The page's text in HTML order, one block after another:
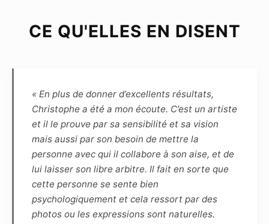
Chaque séance de prise de vue est soit libre,
contraintes afin que chacun s’y prépare.
Article 4
Le choix des photographies sera fait
uniquement par le photographe, sans
engagement sur le nombre. Pour indication,
pour une séance de 1h30, une dizaine de
photos sont généralement retenues.
Le photographe s’engage à remettre sous 5
CE QU'ELLES EN DISENT
« En plus de donner d’excellents résultats,
Christophe a été a mon écoute. C’est un artiste
et il le prouve par sa sensibilité et sa vision
mais aussi par son besoin de mettre la
personne avec qui il collabore à son aise, et de
lui laisser son libre arbitre. Il fait en sorte que
cette personne se sente bien
psychologiquement et cela ressort par des
photos ou les expressions sont naturelles.